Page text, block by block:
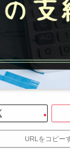
URLをコピー